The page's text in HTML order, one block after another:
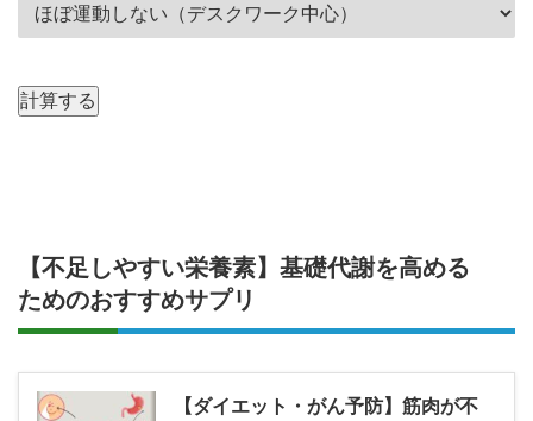
計算する
【不足しやすい栄養素】基礎代謝を高める
ためのおすすめサプリ
【ダイエット・がん予防】筋肉が不